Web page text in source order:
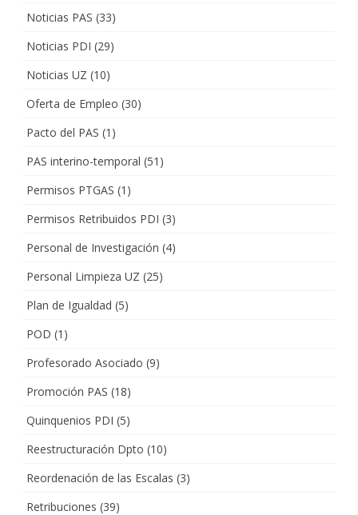
Noticias PAS (33)
Noticias PDI (29)
Noticias UZ (10)
Oferta de Empleo (30)
Pacto del PAS (1)
PAS interino-temporal (51)
Permisos PTGAS (1)
Permisos Retribuidos PDI (3)
Personal de Investigación (4)
Personal Limpieza UZ (25)
Plan de Igualdad (5)
POD (1)
Profesorado Asociado (9)
Promoción PAS (18)
Quinquenios PDI (5)
Reestructuración Dpto (10)
Reordenación de las Escalas (3)
Retribuciones (39)